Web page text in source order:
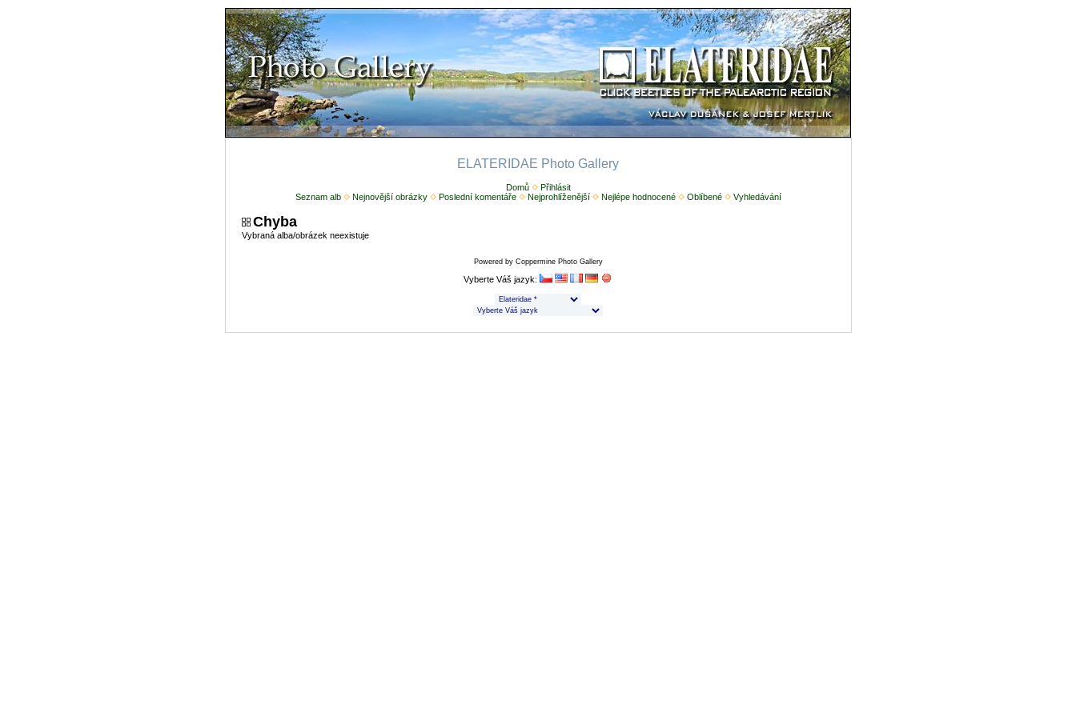
ELATERIDAE Photo Gallery
Domů
Přihlásit
Seznam alb
Nejnovější obrázky Poslední komentáře Nejprohlíženější Nejlépe hodnocené Oblíbené Vyhledávání
Chyba
Vybraná alba/obrázek neexistuje
Powered by Coppermine Photo Gallery
Vyberte Váš jazyk: